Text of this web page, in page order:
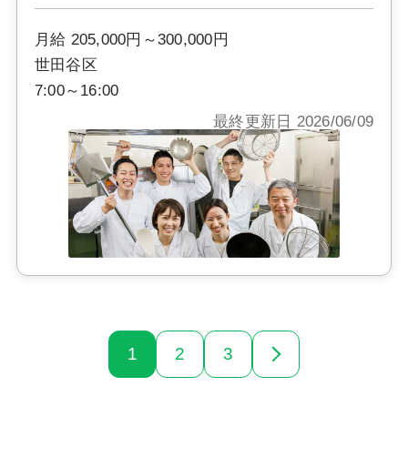
月給 205,000円～300,000円
世田谷区
7:00～16:00
最終更新日 2026/06/09
1 2 3